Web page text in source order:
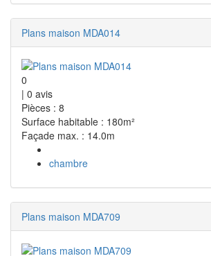
Plans maison MDA014
0
| 0 avis
Pièces : 8
Surface habitable : 180m²
Façade max. : 14.0m
chambre
Plans maison MDA709